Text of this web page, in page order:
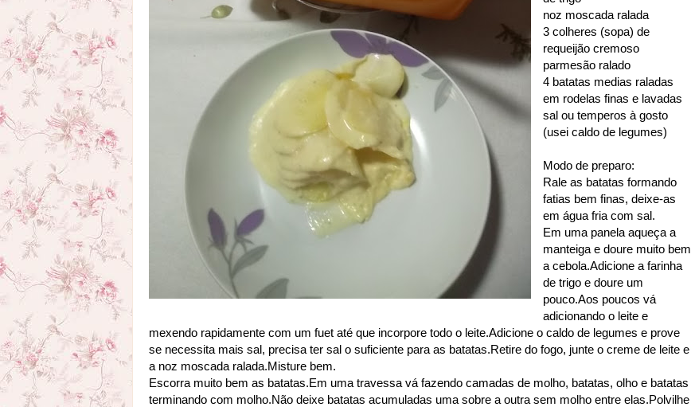
noz moscada ralada
3 colheres (sopa) de
requeijão cremoso
parmesão ralado
4 batatas medias raladas
em rodelas finas e lavadas
sal ou temperos à gosto
(usei caldo de legumes)
Modo de preparo:
Rale as batatas formando
fatias bem finas, deixe-as
em água fria com sal.
Em uma panela aqueça a
manteiga e doure muito bem
a cebola.Adicione a farinha
de trigo e doure um
pouco.Aos poucos vá
adicionando o leite e
mexendo rapidamente com um fuet até que incorpore todo o leite.Adicione o caldo de legumes e prove
se necessita mais sal, precisa ter sal o suficiente para as batatas.Retire do fogo, junte o creme de leite e
a noz moscada ralada.Misture bem.
Escorra muito bem as batatas.Em uma travessa vá fazendo camadas de molho, batatas, olho e batatas
terminando com molho.Não deixe batatas acumuladas uma sobre a outra sem molho entre elas.Polvilhe